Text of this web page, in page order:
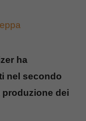
ha
nel secondo
produzione dei